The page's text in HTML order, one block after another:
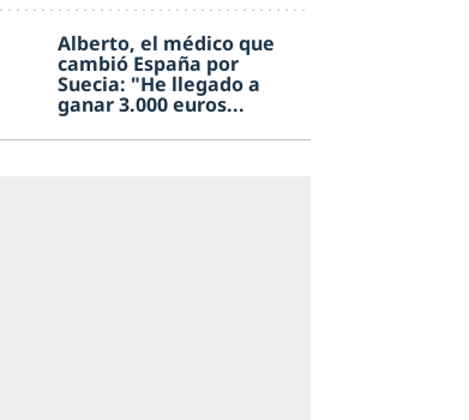
Alberto, el médico que
cambió España por
Suecia: "He llegado a
ganar 3.000 euros...